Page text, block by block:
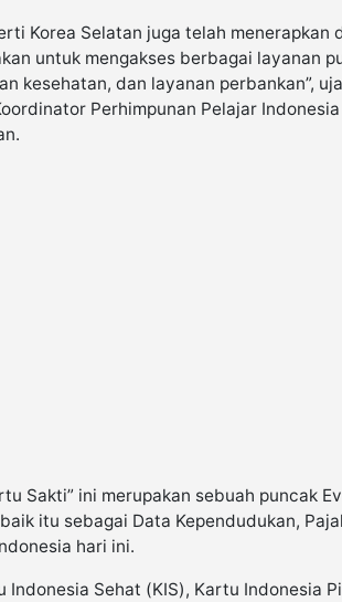
Korea Selatan juga telah menerapkan
untuk mengakses berbagai layanan
kesehatan, dan layanan perbankan”,
Perhimpunan Pelajar
Sakti” ini merupakan sebuah puncak
itu sebagai Data Kependudukan,
hari ini.
Indonesia Sehat (KIS), Kartu Indonesia